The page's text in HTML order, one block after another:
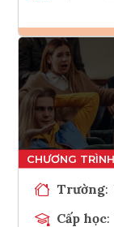
Trường:
Cấp học: